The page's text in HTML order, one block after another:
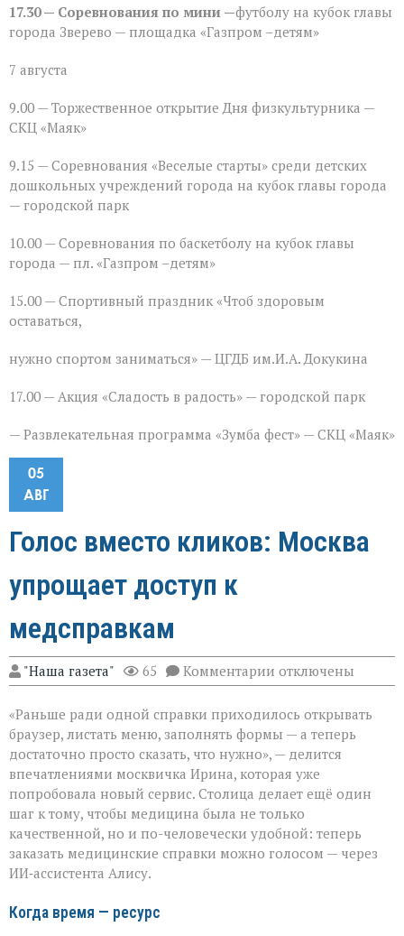
Зверево
17.30 — Соревнования по мини —футболу на кубок главы
города Зверево — площадка «Газпром –детям»
7 августа
9.00 — Торжественное открытие Дня физкультурника —
СКЦ «Маяк»
9.15 — Соревнования «Веселые старты» среди детских
дошкольных учреждений города на кубок главы города
— городской парк
10.00 — Соревнования по баскетболу на кубок главы
города — пл. «Газпром –детям»
15.00 — Спортивный праздник «Чтоб здоровым
оставаться,
нужно спортом заниматься» — ЦГДБ им.И.А. Докукина
17.00 — Акция «Сладость в радость» — городской парк
— Развлекательная программа «Зумба фест» — СКЦ «Маяк»
05
АВГ
Голос вместо кликов: Москва
упрощает доступ к
медсправкам
"Наша газета" 65 Комментарии к
записи
вместо
кликов:
упрощает
доступ
к
медсправкам
отключены
«Раньше ради одной справки приходилось открывать
браузер, листать меню, заполнять формы — а теперь
достаточно просто сказать, что нужно», — делится
впечатлениями москвичка Ирина, которая уже
попробовала новый сервис. Столица делает ещё один
шаг к тому, чтобы медицина была не только
качественной, но и по-человечески удобной: теперь
заказать медицинские справки можно голосом — через
ИИ‑ассистента Алису.
Когда время — ресурс